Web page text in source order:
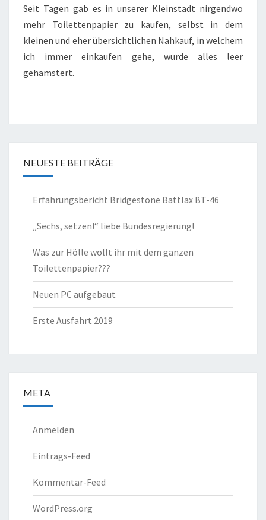
TOILETTENPAPIER???
Seit Tagen gab es in unserer Kleinstadt nirgendwo
mehr Toilettenpapier zu kaufen, selbst in dem
kleinen und eher übersichtlichen Nahkauf, in welchem
ich immer einkaufen gehe, wurde alles leer
gehamstert.
NEUESTE BEITRÄGE
Erfahrungsbericht Bridgestone Battlax BT-46
„Sechs, setzen!“ liebe Bundesregierung!
Was zur Hölle wollt ihr mit dem ganzen
Toilettenpapier???
Neuen PC aufgebaut
Erste Ausfahrt 2019
META
Anmelden
Eintrags-Feed
Kommentar-Feed
WordPress.org